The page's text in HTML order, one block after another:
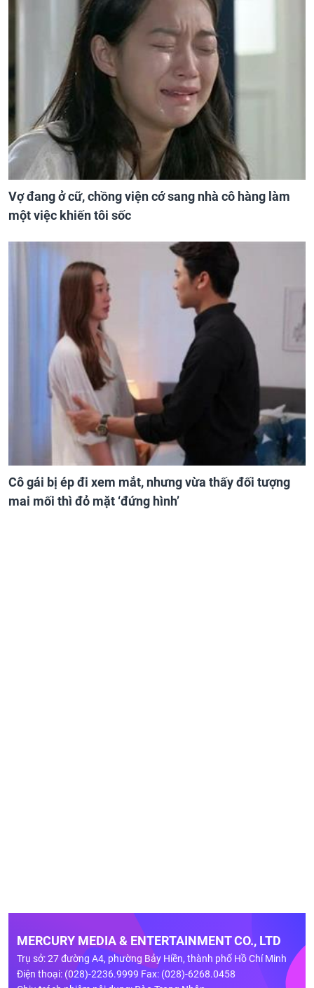
Vợ đang ở cữ, chồng viện cớ sang nhà cô hàng làm
một việc khiến tôi sốc
Cô gái bị ép đi xem mắt, nhưng vừa thấy đối tượng
mai mối thì đỏ mặt ‘đứng hình’
MERCURY MEDIA & ENTERTAINMENT CO., LTD
Trụ sở: 27 đường A4, phường Bảy Hiền, thành phố Hồ Chí Minh
Điện thoại: (028)-2236.9999 Fax: (028)-6268.0458